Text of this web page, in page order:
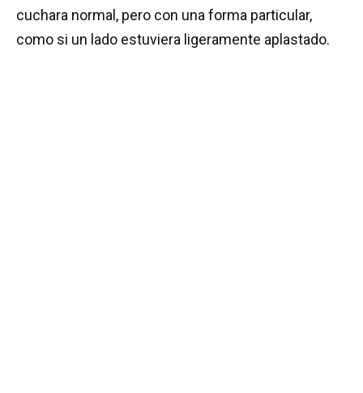
cuchara normal, pero con una forma particular,
como si un lado estuviera ligeramente aplastado.